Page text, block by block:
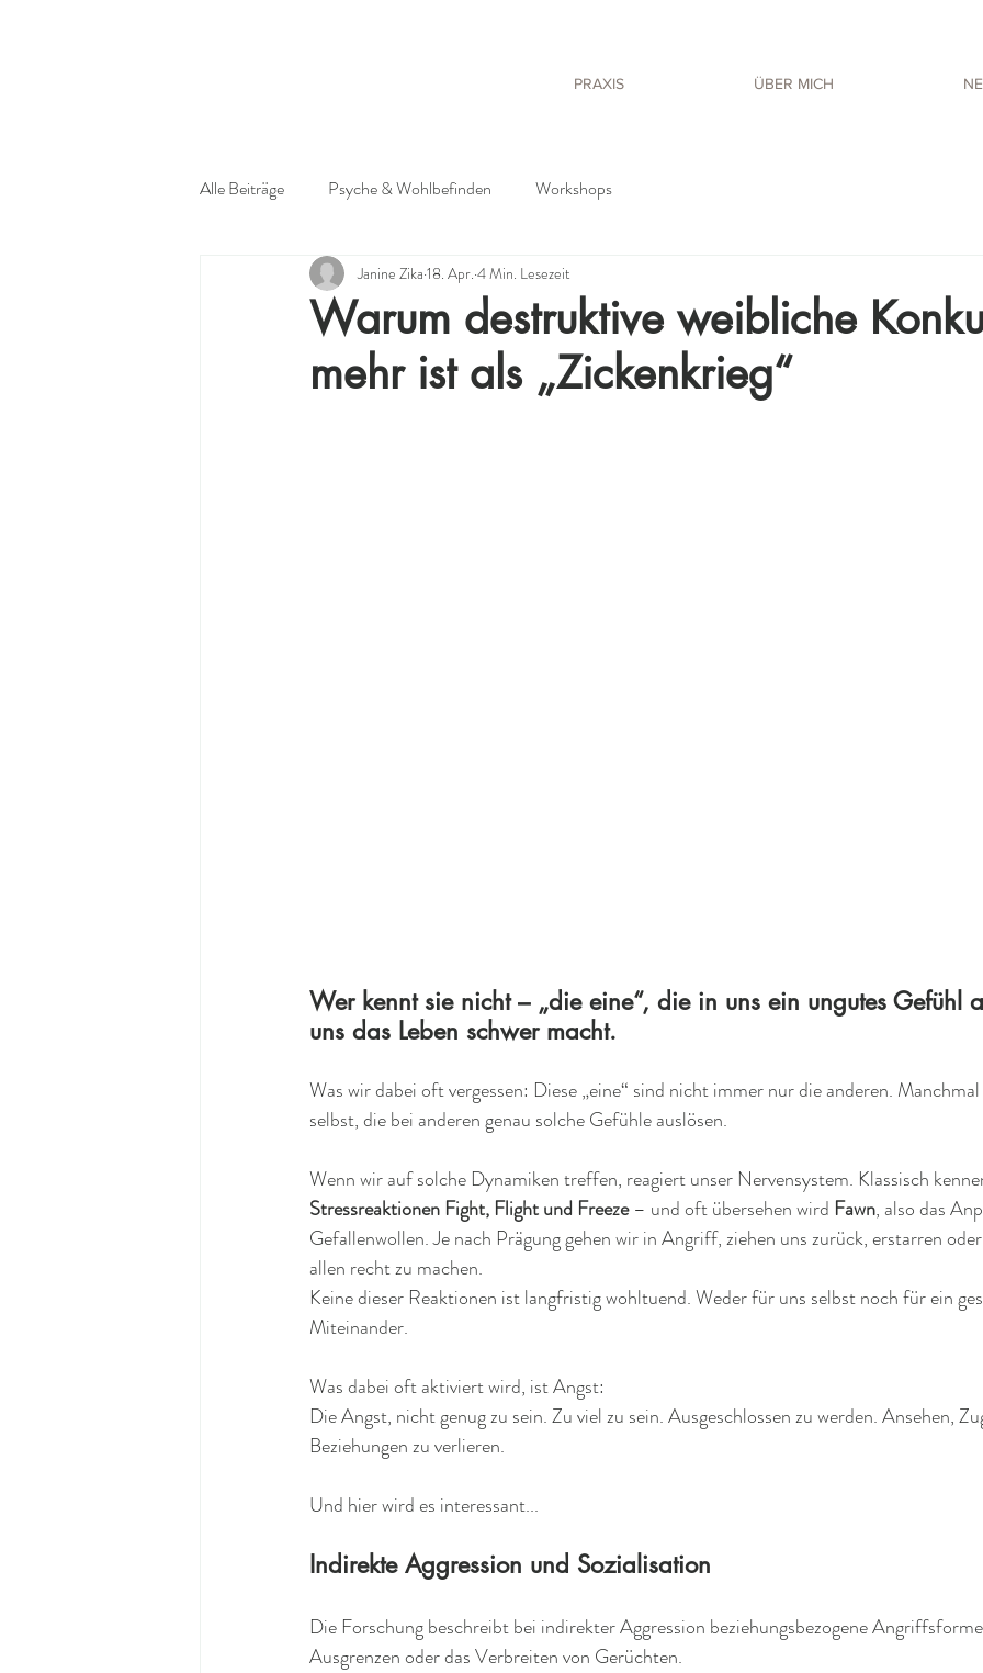
PRAXIS ÜBER MICH
Alle Beiträge Psyche & Wohlbefinden Workshops
Warum destruktive weibliche
mehr ist als „Zickenkrieg“
Janine Zika 18. Apr. 4 Min. Lesezeit
Wer kennt sie nicht – „die eine“, die in uns ein ungutes Gefühl
uns das Leben schwer macht.
Was wir dabei oft vergessen: Diese „eine“ sind nicht immer nur die anderen.
selbst, die bei anderen genau solche Gefühle auslösen.
Wenn wir auf solche Dynamiken treffen, reagiert unser Nervensystem. Klassisch
Stressreaktionen Fight, Flight und Freeze – und oft übersehen wird Fawn, also das
Gefallenwollen. Je nach Prägung gehen wir in Angriff, ziehen uns zurück, erstarren
allen recht zu machen.
Keine dieser Reaktionen ist langfristig wohltuend. Weder für uns selbst noch für ein
Miteinander.
Was dabei oft aktiviert wird, ist Angst:
Die Angst, nicht genug zu sein. Zu viel zu sein. Ausgeschlossen zu werden. Ansehen,
Beziehungen zu verlieren.
Und hier wird es interessant...
Indirekte Aggression und Sozialisation
Die Forschung beschreibt bei indirekter Aggression beziehungsbezogene
Ausgrenzen oder das Verbreiten von Gerüchten.